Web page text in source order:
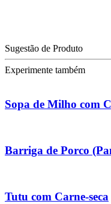
Sugestão de Produto
Experimente também
Sopa de Milho com
Barriga de Porco
Tutu com Carne-seca